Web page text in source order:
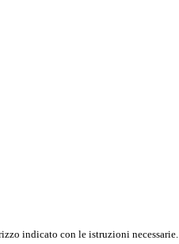
indicato con le istruzioni necessarie.